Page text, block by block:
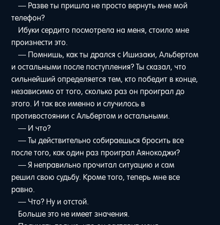
— Разве ты пришла не просто вернуть мне мой
телефон?
Ибуки сердито посмотрела на меня, стоило мне
произнести это.
— Помнишь, как ты дрался с Ишизаки, Альбертом
и остальными после поступления? Ты сказал, что
сильнейший определяется тем, кто победит в конце,
независимо от того, сколько раз он проиграл до
этого. И так все именно и случилось в
противостоянии с Альбертом и остальными.
— И что?
— Ты действительно собираешься бросить все
после того, как один раз проиграл Аянокоджи?
— Я неправильно прочитал ситуацию и сам
решил свою судьбу. Кроме того, теперь мне все
равно.
— Что? Ну и отстой.
Больше это не имеет значения.